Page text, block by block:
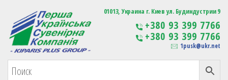
Первая Украинская Сувенирная Компания Изготовление
сувенирной продукции
с логотипом
01013, Украина г. Киев ул. Будиндустрии 9
+380 93 399 7766
+380 93 399 7766
1pusk@ukr.net